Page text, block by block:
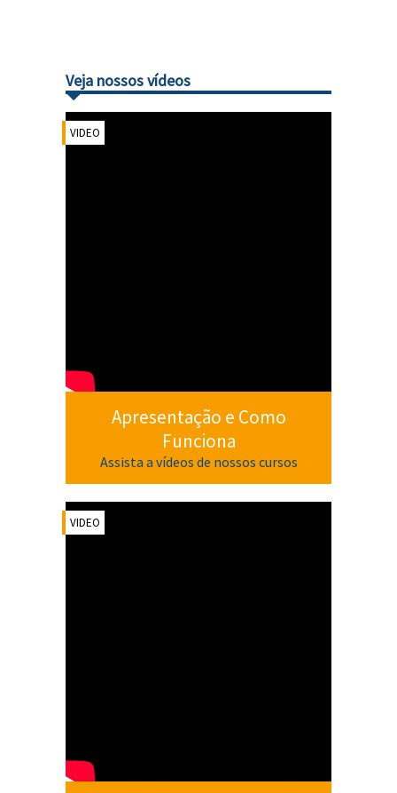
Veja nossos vídeos
VIDEO
Apresentação e Como
Funciona
Assista a vídeos de nossos cursos
VIDEO